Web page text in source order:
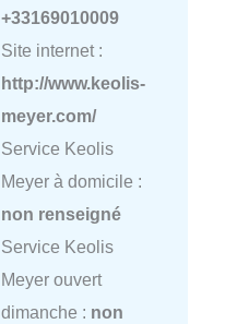
+33169010009
Site internet :
http://www.keolis-
meyer.com/
Service Keolis
Meyer à domicile :
non renseigné
Service Keolis
Meyer ouvert
dimanche : non